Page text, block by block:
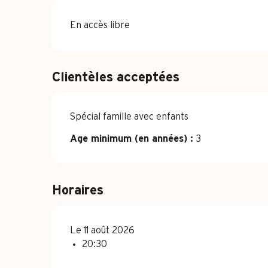
En accès libre
Clientèles acceptées
Spécial famille avec enfants
Age minimum (en années) : 3
Horaires
Le 11 août 2026
20:30